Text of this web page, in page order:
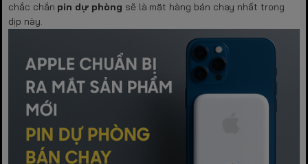
chắc chắn pin dự phòng sẽ là mặt hàng bán chạy nhất trong
dịp này.